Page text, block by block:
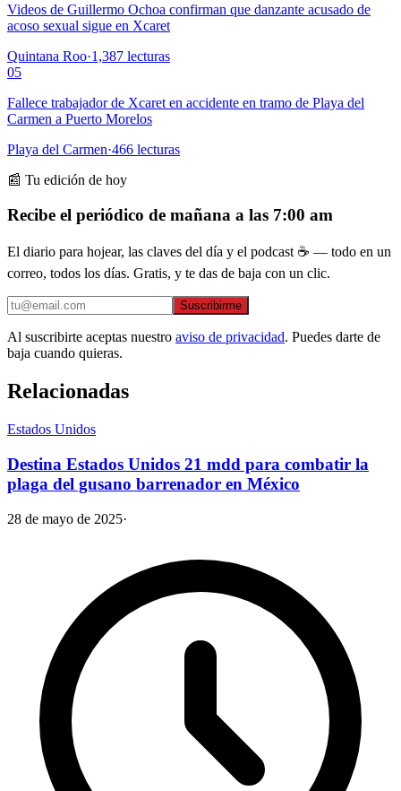
Videos de Guillermo Ochoa confirman que danzante acusado de
acoso sexual sigue en Xcaret
Quintana Roo·1,387 lecturas
05
Fallece trabajador de Xcaret en accidente en tramo de Playa del
Carmen a Puerto Morelos
Playa del Carmen·466 lecturas
📰 Tu edición de hoy
Recibe el periódico de mañana a las 7:00 am
El diario para hojear, las claves del día y el podcast ☕ — todo en un
correo, todos los días. Gratis, y te das de baja con un clic.
Suscribirme
Al suscribirte aceptas nuestro aviso de privacidad. Puedes darte de
baja cuando quieras.
Relacionadas
Estados Unidos
Destina Estados Unidos 21 mdd para combatir la
plaga del gusano barrenador en México
28 de mayo de 2025·